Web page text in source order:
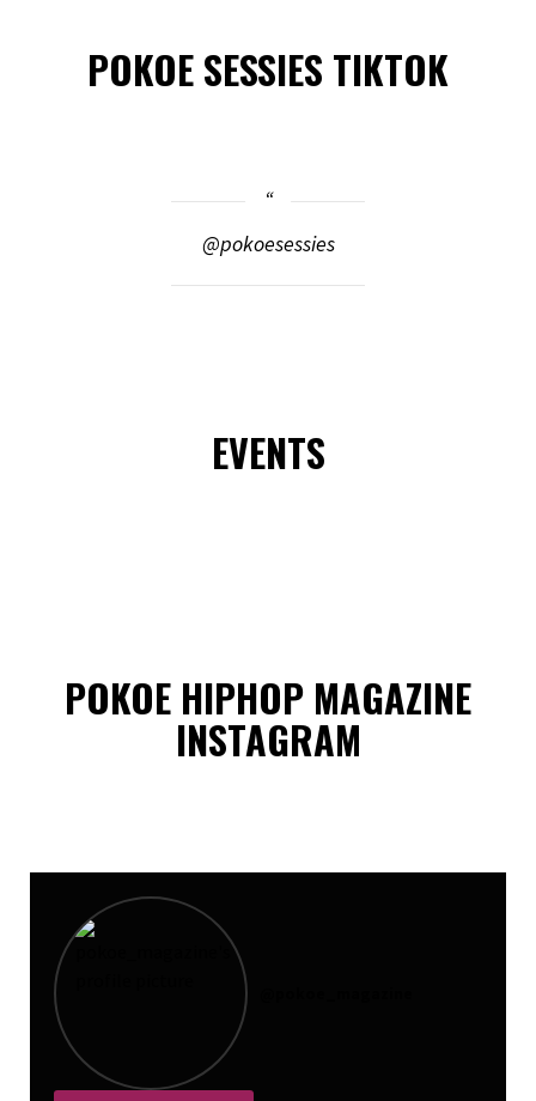
POKOE SESSIES TIKTOK
@pokoesessies
EVENTS
POKOE HIPHOP MAGAZINE
INSTAGRAM